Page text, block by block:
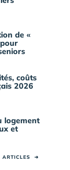
de «
coûts
2026
logement
et
ARTICLES ➜